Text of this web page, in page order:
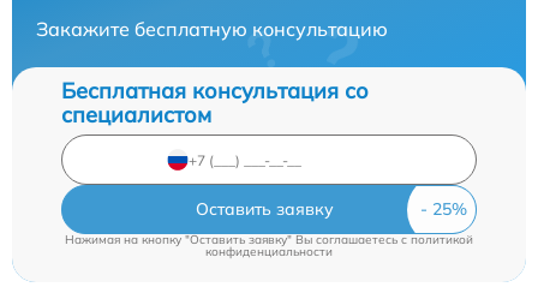
Закажите бесплатную консультацию
Бесплатная консультация со
специалистом
Оставить заявку
Нажимая на кнопку "Оставить заявку" Вы соглашаетесь cполитикой
конфиденциальности